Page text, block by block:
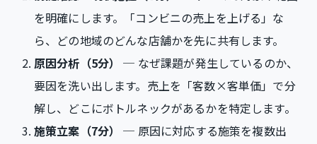
を明確にします。「コンビニの売上を上げる」な
ら、どの地域のどんな店舗かを先に共有します。
原因分析（5分）
─ なぜ課題が発生しているのか、
要因を洗い出します。売上を「客数×客単価」で分
解し、どこにボトルネックがあるかを特定します。
施策立案（7分）
─ 原因に対応する施策を複数出